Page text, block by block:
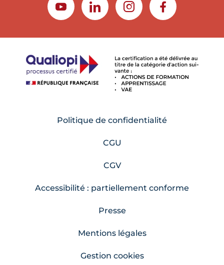
YOUTUBELINKEDININSTAGRAMFACEBOOK
Politique de confidentialité
CGU
CGV
Accessibilité : partiellement conforme
Presse
Mentions légales
Gestion cookies